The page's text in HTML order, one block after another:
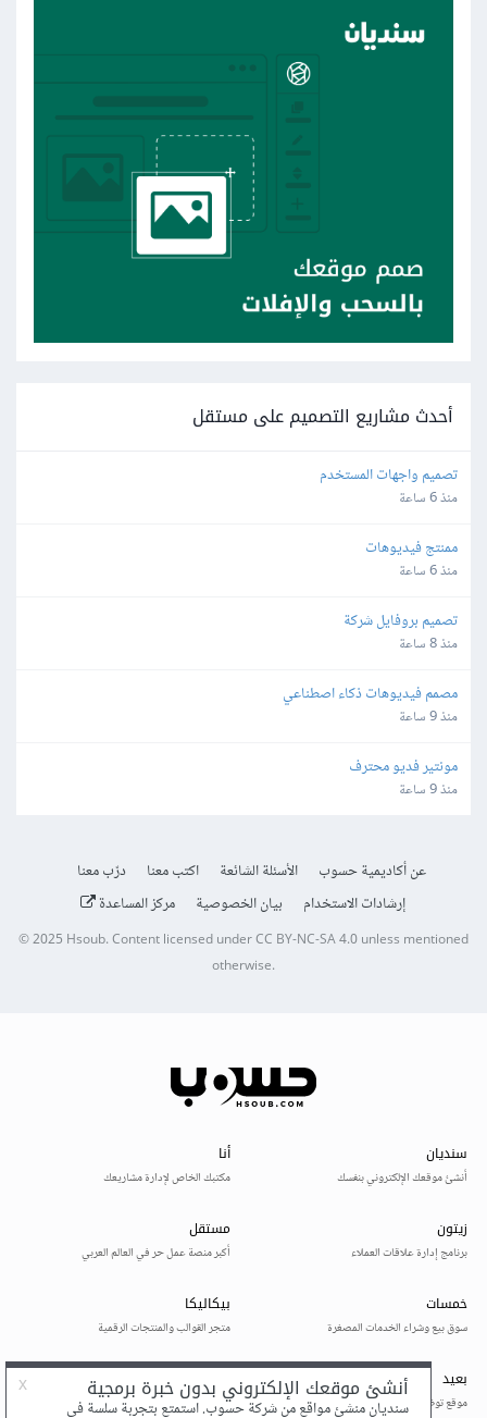
أحدث مشاريع التصميم على مستقل
تصميم واجهات المستخدم
منذ 6 ساعة
ممنتج فيديوهات
منذ 6 ساعة
تصميم بروفايل شركة
منذ 8 ساعة
مصمم فيديوهات ذكاء اصطناعي
منذ 9 ساعة
مونتير فديو محترف
منذ 9 ساعة
عن أكاديمية حسوب الأسئلة الشائعة اكتب معنا
درّب معنا
إرشادات الاستخدام
بيان الخصوصية مركز المساعدة
© 2025 Hsoub.Content licensed underCC BY-NC-SA 4.0unless mentioned
otherwise.